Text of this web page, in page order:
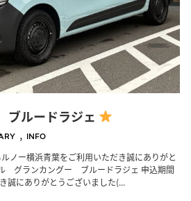
ルードラジェ
, INFO
ノー横浜青葉をご利用いただき誠にありがと
グランカングー ブルードラジェ 申込期間
誠にありがとうございました(...